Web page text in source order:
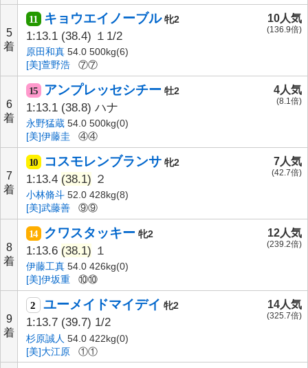
5
着
11 キョウエイノーブル 牝2
1:13.1 (38.4) １1/2
原田和真 54.0 500kg(6)
[美]萱野浩
⑦⑦
10人気
(136.9倍)
6
着
15 アンプレッセシチー 牡2
1:13.1 (38.8) ハナ
永野猛蔵 54.0 500kg(0)
[美]伊藤圭
④④
4人気
(8.1倍)
7
着
10 コスモレンブランサ 牝2
1:13.4 (38.1) ２
小林脩斗 52.0 428kg(8)
[美]武藤善
⑨⑨
7人気
(42.7倍)
8
着
14 クワスタッキー 牝2
1:13.6 (38.1) １
伊藤工真 54.0 426kg(0)
[美]伊坂重
⑩⑩
12人気
(239.2倍)
9
着
2 ユーメイドマイデイ 牝2
1:13.7 (39.7) 1/2
杉原誠人 54.0 422kg(0)
[美]大江原
①①
14人気
(325.7倍)